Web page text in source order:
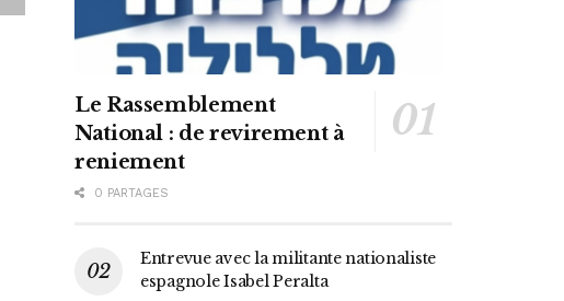
Le Rassemblement
National : de revirement à
reniement
0 PARTAGES
Entrevue avec la militante nationaliste
espagnole Isabel Peralta